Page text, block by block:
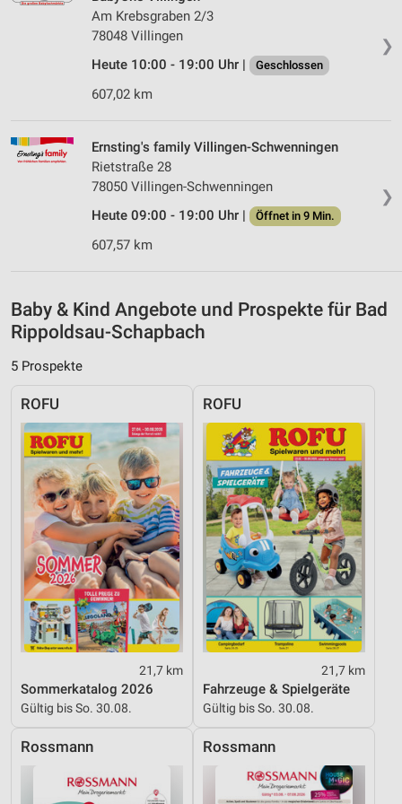
❯
Am Krebsgraben 2/3
78048 Villingen
Heute 10:00 - 19:00 Uhr |
Geschlossen
607,02 km
❯
Ernsting's family Villingen-Schwenningen
Rietstraße 28
78050 Villingen-Schwenningen
Heute 09:00 - 19:00 Uhr |
Öffnet in 9 Min.
607,57 km
Baby & Kind Angebote und Prospekte für Bad
Rippoldsau-Schapbach
5 Prospekte
ROFU
21,7 km
Sommerkatalog 2026
Gültig bis So. 30.08.
ROFU
21,7 km
Fahrzeuge & Spielgeräte
Gültig bis So. 30.08.
Rossmann Rossmann
personalisierter Werbung
Erstellung von Profilen zur Personalisierung
von Inhalten
Verwendung von Profilen zur Auswahl
Messung der Werbeleistung
Messung der Performance von Inhalten
Analyse von Zielgruppen durch Statistiken oder
Kombinationen von Daten aus verschiedenen
Verwendung reduzierter Daten zur Auswahl von
Inhalten
IAB-Besonderheiten:
Verwendung genauer Standortdaten
Geräte anhand von aktiv angeforderten
Informationen identifizieren
Nicht-IAB-Verarbeitungszwecke:
Notwendig
Performance
Funktional
Werbung